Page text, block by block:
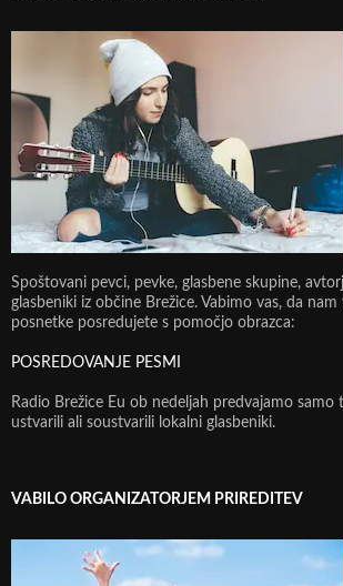
Spoštovani pevci, pevke, glasbene skupine,
glasbeniki iz občine Brežice. Vabimo vas, da nam
posnetke posredujete s pomočjo obrazca:
POSREDOVANJE PESMI
Radio Brežice Eu ob nedeljah predvajamo samo
ustvarili ali soustvarili lokalni glasbeniki.
VABILO ORGANIZATORJEM PRIREDITEV